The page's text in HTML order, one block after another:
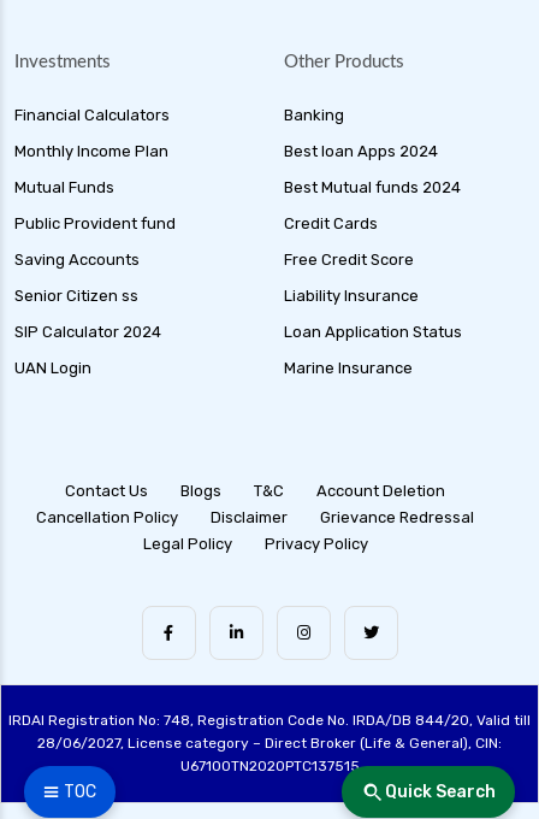
☰ TOC Quick Search
Investments
Financial Calculators
Monthly Income Plan
Mutual Funds
Public Provident fund
Saving Accounts
Senior Citizen ss
SIP Calculator 2024
UAN Login
Other Products
Banking
Best loan Apps 2024
Best Mutual funds 2024
Credit Cards
Free Credit Score
Liability Insurance
Loan Application Status
Marine Insurance
Contact Us Blogs T&C
Account Deletion
Cancellation Policy
Disclaimer
Grievance Redressal
Legal Policy
Privacy Policy
IRDAI Registration No: 748, Registration Code No. IRDA/DB 844/20, Valid till
28/06/2027, License category – Direct Broker (Life & General), CIN:
U67100TN2020PTC137515